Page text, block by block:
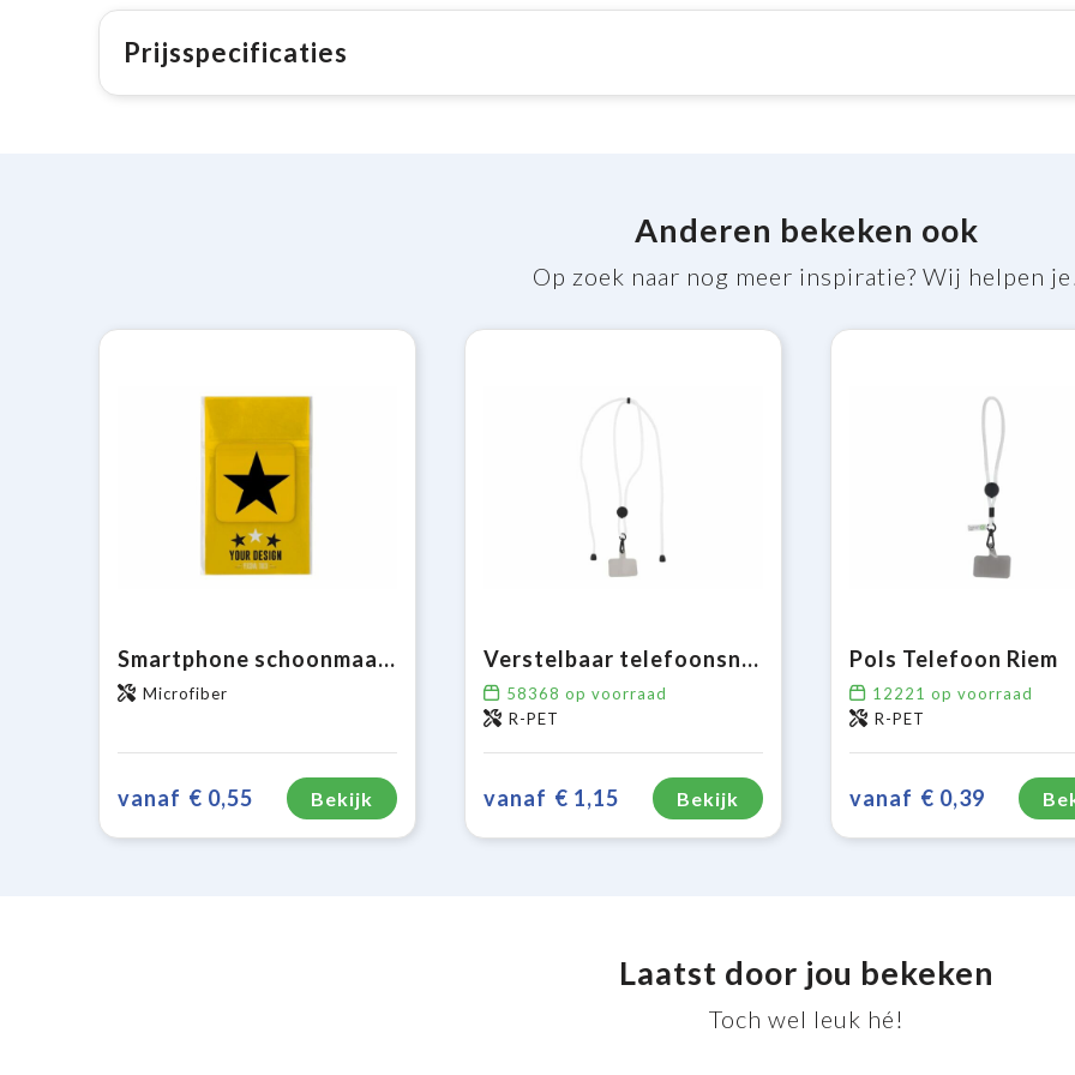
Prijsspecificaties
Anderen bekeken ook
Op zoek naar nog meer inspiratie? Wij helpen
Smartphone schoonmaakdoekje met antibacteriële bestanddelen sticky
Microfiber
vanaf € 0,55 Bekijk
Verstelbaar telefoonsnoer
58368 op voorraad
R-PET
vanaf € 1,15 Bekijk
Pols Telefoon Riem
12221 op voorraad
R-PET
vanaf € 0,39
Laatst door jou bekeken
Toch wel leuk hé!